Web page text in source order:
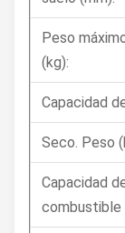
Peso
(kg):
Capacidad
Seco. Peso
Capacidad
combustible